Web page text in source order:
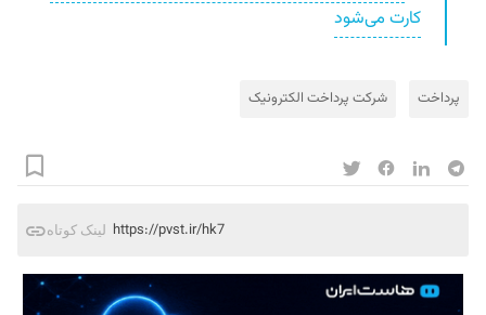
کارت می‌شود
پرداخت شرکت پرداخت الکترونیک
لینک کوتاه https://pvst.ir/hk7